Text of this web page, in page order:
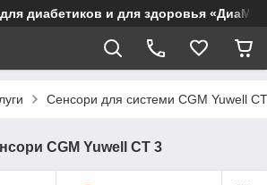
для диабетиков и для здоровья
Сенсори для системи CGM Yuwell
CGM Yuwell CT 3